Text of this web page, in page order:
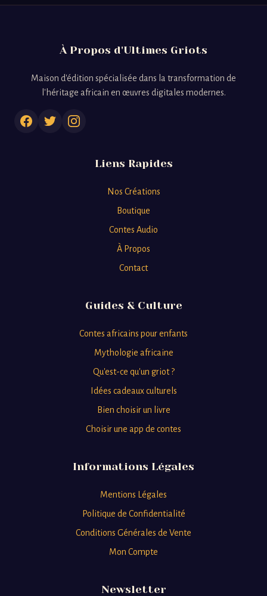
À Propos d'Ultimes Griots
Maison d'édition spécialisée dans la transformation de
l'héritage africain en œuvres digitales modernes.
Liens Rapides
Nos Créations
Boutique
Contes Audio
À Propos
Contact
Guides & Culture
Contes africains pour enfants
Mythologie africaine
Qu'est-ce qu'un griot ?
Idées cadeaux culturels
Bien choisir un livre
Choisir une app de contes
Informations Légales
Mentions Légales
Politique de Confidentialité
Conditions Générales de Vente
Mon Compte
Newsletter